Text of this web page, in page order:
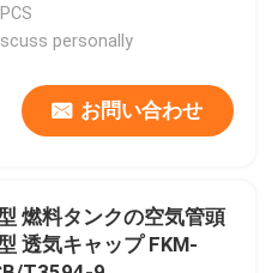
の頭部
personally
お問い合わせ
燃料タンクの空気管頭
透気キャップ FKM-